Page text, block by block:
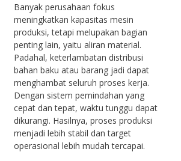
Banyak perusahaan fokus
meningkatkan kapasitas mesin
produksi, tetapi melupakan bagian
penting lain, yaitu aliran material.
Padahal, keterlambatan distribusi
bahan baku atau barang jadi dapat
menghambat seluruh proses kerja.
Dengan sistem pemindahan yang
cepat dan tepat, waktu tunggu dapat
dikurangi. Hasilnya, proses produksi
menjadi lebih stabil dan target
operasional lebih mudah tercapai.